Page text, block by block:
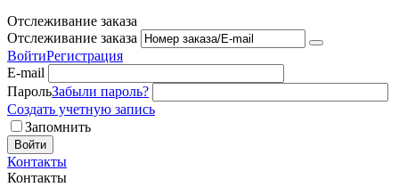
Отслеживание заказа
Отслеживание заказа
ВойтиРегистрация
E-mail
ПарольЗабыли пароль?
Создать учетную запись
Запомнить
Войти
Контакты
Контакты